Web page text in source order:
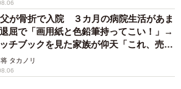
が骨折で入院 ３カ月の病院生活があま
屈で「画用紙と色鉛筆持ってこい！」→
チブックを見た家族が仰天「これ、売れ
…」
タカノリ